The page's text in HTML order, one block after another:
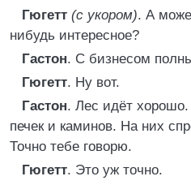
Гюгетт (с укором). А
нибудь интересное?
Гастон. С бизнесом
Гюгетт. Ну вот.
Гастон. Лес идёт
печек и каминов. На них
Точно тебе говорю.
Гюгетт. Это уж точно.